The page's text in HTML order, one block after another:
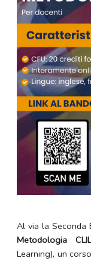
Al via la Seconda
Metodologia
Learning), un